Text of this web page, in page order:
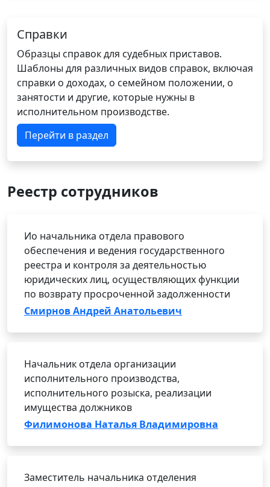
Справки
Образцы справок для судебных приставов.
Шаблоны для различных видов справок, включая
справки о доходах, о семейном положении, о
занятости и другие, которые нужны в
исполнительном производстве.
Перейти в раздел
Реестр сотрудников
Ио начальника отдела правового
обеспечения и ведения государственного
реестра и контроля за деятельностью
юридических лиц, осуществляющих функции
по возврату просроченной задолженности
Смирнов Андрей Анатольевич
Начальник отдела организации
исполнительного производства,
исполнительного розыска, реализации
имущества должников
Филимонова Наталья Владимировна
Заместитель начальника отделения